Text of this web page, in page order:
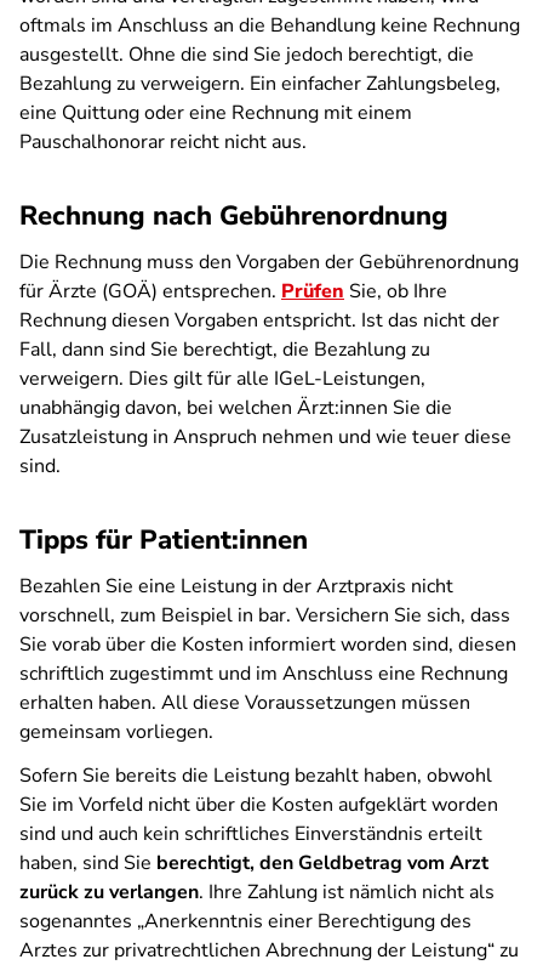
oftmals im Anschluss an die Behandlung keine Rechnung
ausgestellt. Ohne die sind Sie jedoch berechtigt, die
Bezahlung zu verweigern. Ein einfacher Zahlungsbeleg,
eine Quittung oder eine Rechnung mit einem
Pauschalhonorar reicht nicht aus.
Rechnung nach Gebührenordnung
Die Rechnung muss den Vorgaben der Gebührenordnung
für Ärzte (GOÄ) entsprechen. Prüfen Sie, ob Ihre
Rechnung diesen Vorgaben entspricht. Ist das nicht der
Fall, dann sind Sie berechtigt, die Bezahlung zu
verweigern. Dies gilt für alle IGeL-Leistungen,
unabhängig davon, bei welchen Ärzt:innen Sie die
Zusatzleistung in Anspruch nehmen und wie teuer diese
sind.
Tipps für Patient:innen
Bezahlen Sie eine Leistung in der Arztpraxis nicht
vorschnell, zum Beispiel in bar. Versichern Sie sich, dass
Sie vorab über die Kosten informiert worden sind, diesen
schriftlich zugestimmt und im Anschluss eine Rechnung
erhalten haben. All diese Voraussetzungen müssen
gemeinsam vorliegen.
Sofern Sie bereits die Leistung bezahlt haben, obwohl
Sie im Vorfeld nicht über die Kosten aufgeklärt worden
sind und auch kein schriftliches Einverständnis erteilt
haben, sind Sie berechtigt, den Geldbetrag vom Arzt
zurück zu verlangen. Ihre Zahlung ist nämlich nicht als
sogenanntes „Anerkenntnis einer Berechtigung des
Arztes zur privatrechtlichen Abrechnung der Leistung“ zu